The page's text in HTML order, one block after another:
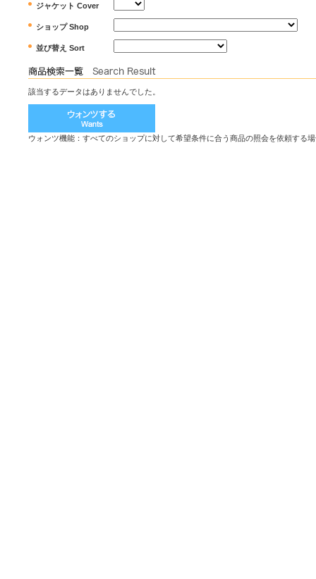
ジャケット Cover
ショップ Shop
並び替え Sort
該当するデータはありませんでした。
ウォンツ機能：すべてのショップに対して希望条件に合う商品の照会を依頼する